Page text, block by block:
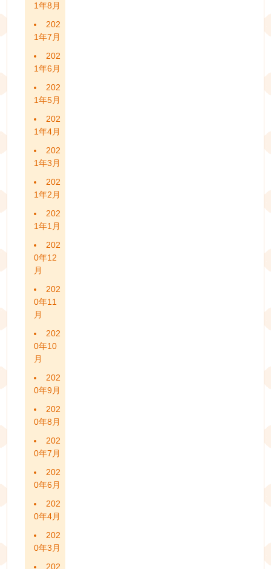
1年8月
202
1年7月
202
1年6月
202
1年5月
202
1年4月
202
1年3月
202
1年2月
202
1年1月
202
0年12
月
202
0年11
月
202
0年10
月
202
0年9月
202
0年8月
202
0年7月
202
0年6月
202
0年4月
202
0年3月
202